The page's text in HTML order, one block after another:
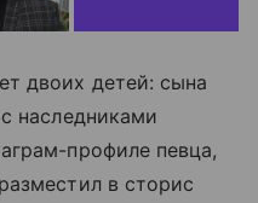
двоих детей: сына
наследниками
профиле певца,
в сторис